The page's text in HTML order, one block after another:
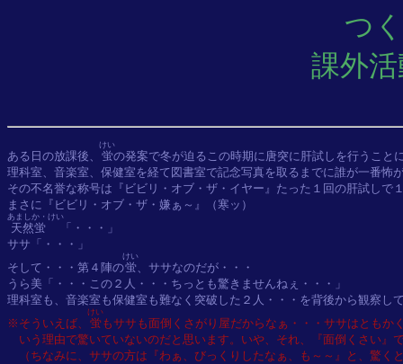
つ
課外
ある日の放課後、 蛍
けい
の発案で冬が迫るこの時期に唐突に肝試しを行うこと
理科室、音楽室、保健室を経て図書室で記念写真を取るまでに誰が一番怖
その不名誉な称号は『ビビリ・オブ・ザ・イヤー』たった１回の肝試しで
天然蛍
あましか・けい
「・・・」
ササ「・・・」
そして・・・第４陣の蛍
けい
、ササなのだが・・・
うら美「・・・この２人・・・ちっとも驚きませんねぇ・・・」
※そういえば、 蛍
けい
もササも面倒くさがり屋だからなぁ・・・ササはともか
いう理由で驚いていないのだと思います。いや、それ、『面倒くさい』
（ちなみに、ササの方は『わぁ、びっくりしたなぁ、も～～』と、驚く